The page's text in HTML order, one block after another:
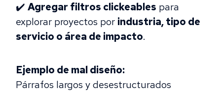
✔️ Agregar filtros clickeables para
explorar proyectos por industria, tipo de
servicio o área de impacto.
Ejemplo de mal diseño:
Párrafos largos y desestructurados